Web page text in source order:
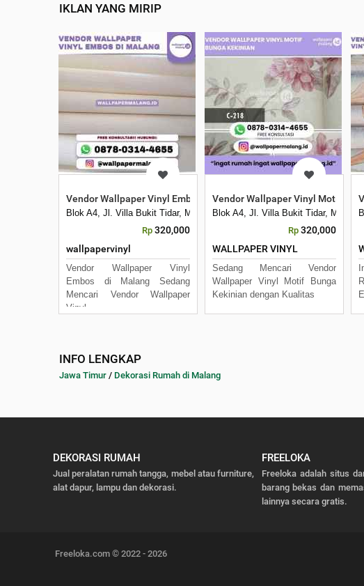
IKLAN YANG MIRIP
Vendor Wallpaper Vinyl Embos di Malang
Blok A4, Jl. Villa Bukit Tidar, Merjosari, Kec. Lowokwaru, Kota Malang,
Rp 320,000
wallpapervinyl
Vendor Wallpaper Vinyl
Embos di Malang Sedang
Mencari Vendor Wallpaper
Vinyl
Vendor Wallpaper Vinyl Motif
Blok A4, Jl. Villa Bukit Tidar,
Rp 320,000
WALLPAPER VINYL
Sedang Mencari Vendor
Wallpaper Vinyl Motif Bunga
Kekinian dengan Kualitas
INFO LENGKAP
Jawa Timur / Dekorasi Rumah di Malang
DEKORASI RUMAH
Jual peralatan rumah tangga, mebel atau furniture,
alat dapur, lampu dan dekorasi.
FREELOKA
Freeloka adalah situs
barang bekas dan
lainnya secara gratis.
Freeloka.com © 2022 - 2026